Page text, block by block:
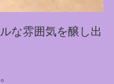
な雰囲気を醸し出